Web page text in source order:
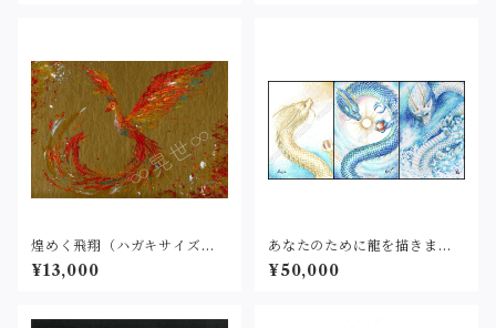
煌めく飛翔（ハガキサイズ）
原画
¥13,000
あなたのために龍を描きます
(点描画）ハガキサイズ
¥50,000